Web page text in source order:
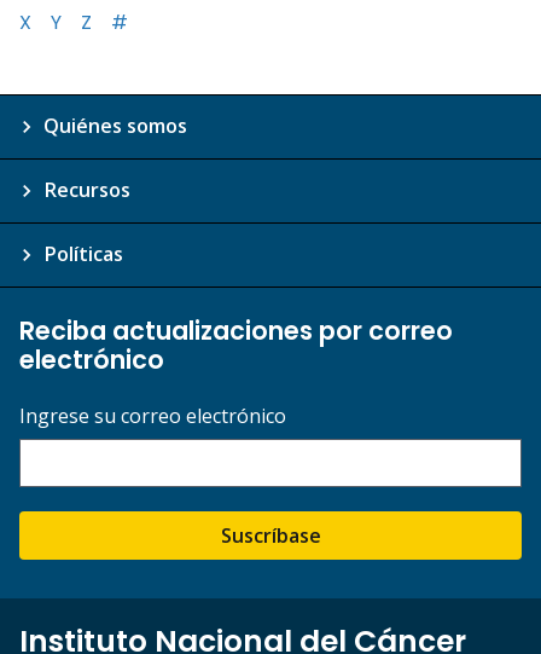
X
Y Z #
Quiénes somos
Recursos
Políticas
Reciba actualizaciones por correo
electrónico
Ingrese su correo electrónico
Suscríbase
Instituto Nacional del Cáncer